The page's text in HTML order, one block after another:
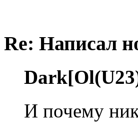
Re: Написал
И почему